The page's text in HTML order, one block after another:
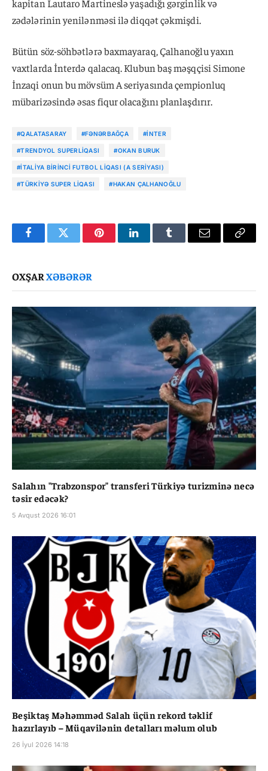
kapitan Lautaro Martineslə yaşadığı gərginlik və
zədələrinin yenilənməsi ilə diqqət çəkmişdi.
Bütün söz-söhbətlərə baxmayaraq, Çalhanoğlu yaxın
vaxtlarda İnterdə qalacaq. Klubun baş məşqçisi Simone
İnzaqi onun bu mövsüm A seriyasında çempionluq
mübarizəsində əsas fiqur olacağını planlaşdırır.
#QALATASARAY #FƏNƏRBAĞÇA #İNTER
#TRENDYOL SUPERLIQASI #OKAN BURUK
#İTALIYA BIRINCI FUTBOL LIQASI (A SERIYASI)
#TÜRKIYƏ SUPER LIQASI #HAKAN ÇALHANOĞLU
FacebookTwitter PinterestLinkedInTumblr Email
Copy
OXŞARXƏBƏRƏR
Salahın "Trabzonspor" transferi Türkiyə turizminə necə
təsir edəcək?
5 Avqust 2026 16:01
Beşiktaş Məhəmməd Salah üçün rekord təklif
hazırlayıb – Müqavilənin detalları məlum olub
26 İyul 2026 14:18